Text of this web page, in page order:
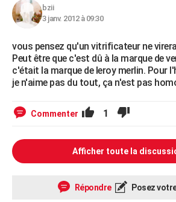
bzii
3 janv. 2012 à 09:30
vous pensez qu'un vitrificateur ne
Peut être que c'est dû à la marque de
c'était la marque de leroy merlin. Pour
je n'aime pas du tout, ça n'est pas
Commenter 1
Afficher toute la
Répondre Posez